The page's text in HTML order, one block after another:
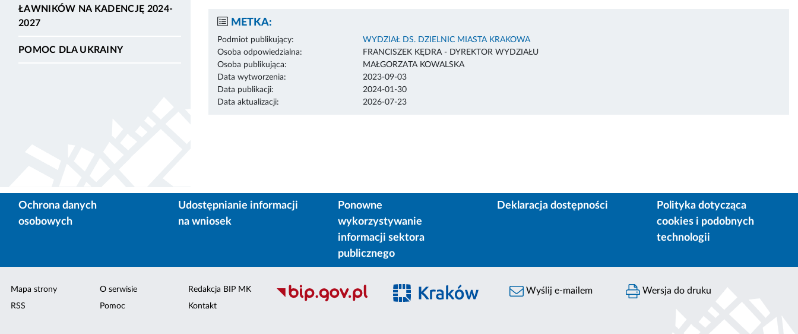
ŁAWNIKÓW NA KADENCJĘ 2024-
2027
POMOC DLA UKRAINY
METKA:
Podmiot publikujący:
WYDZIAŁ DS. DZIELNIC MIASTA KRAKOWA
Osoba odpowiedzialna:
FRANCISZEK KĘDRA - DYREKTOR WYDZIAŁU
Osoba publikująca:
MAŁGORZATA KOWALSKA
Data wytworzenia:
2023-09-03
Data publikacji:
2024-01-30
Data aktualizacji:
2026-07-23
Ochrona danych
osobowych
Udostępnianie informacji
na wniosek
Ponowne
wykorzystywanie
informacji sektora
publicznego
Deklaracja dostępności
Polityka dotycząca
cookies i podobnych
technologii
Mapa strony
RSS
O serwisie
Pomoc
Redakcja BIP MK
Kontakt
Wyślij e-mailem Wersja do druku